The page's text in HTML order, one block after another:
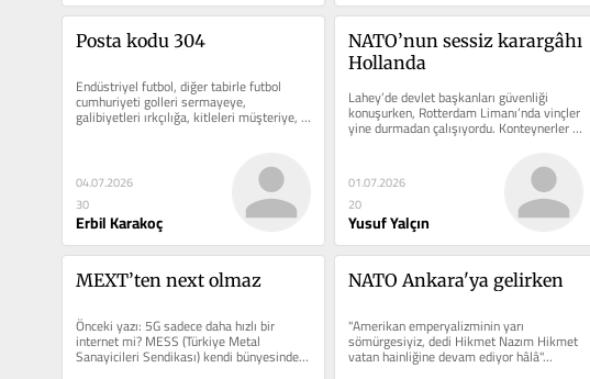
Posta kodu 304
Endüstriyel futbol, diğer tabirle futbol
cumhuriyeti golleri sermayeye,
galibiyetleri ırkçılığa, kitleleri müşteriye,
stadyumları imar...
04.07.2026
30
Erbil Karakoç
NATO’nun sessiz karargâhı
Hollanda
Lahey’de devlet başkanları güvenliği
konuşurken, Rotterdam Limanı’nda vinçler
yine durmadan çalışıyordu. Konteynerler
indiriliyor,...
01.07.2026
20
Yusuf Yalçın
MEXT’ten next olmaz
Önceki yazı: 5G sadece daha hızlı bir
internet mi? MESS (Türkiye Metal
Sanayicileri Sendikası) kendi bünyesinde
dijital dönüşüm, 5G yapay...
NATO Ankara'ya gelirken
"Amerikan emperyalizminin yarı
sömürgesiyiz, dedi Hikmet Nazım Hikmet
vatan hainliğine devam ediyor hâlâ"...